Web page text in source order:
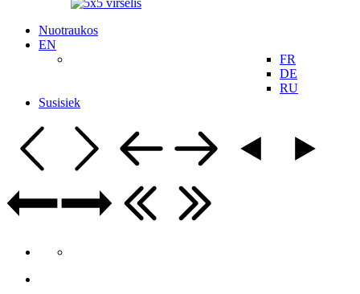
Nuotraukos
EN
FR
DE
RU
Susisiek